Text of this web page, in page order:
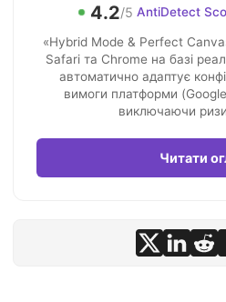
4.2/5 AntiDetect
«Hybrid Mode & Perfect
Safari та Chrome на базі
автоматично адаптує
вимоги платформи
виключаючи
Читати